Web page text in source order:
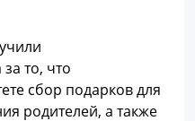
то, что
сбор подарков для
родителей, а также